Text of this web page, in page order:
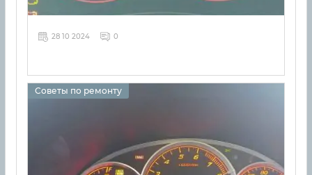
28 10 2024 0
Советы по ремонту